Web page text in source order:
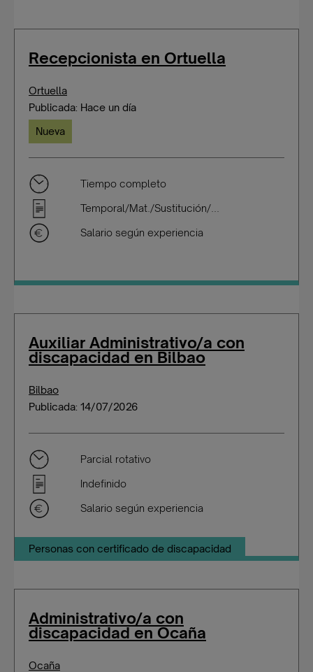
Recepcionista en Ortuella
Ortuella
Publicada: Hace un día
Nueva
Tiempo completo
Temporal/Mat./Sustitución/...
Salario según experiencia
Auxiliar Administrativo/a con
discapacidad en Bilbao
Bilbao
Publicada: 14/07/2026
Parcial rotativo
Indefinido
Salario según experiencia
Personas con certificado de discapacidad
Administrativo/a con
discapacidad en Ocaña
Ocaña